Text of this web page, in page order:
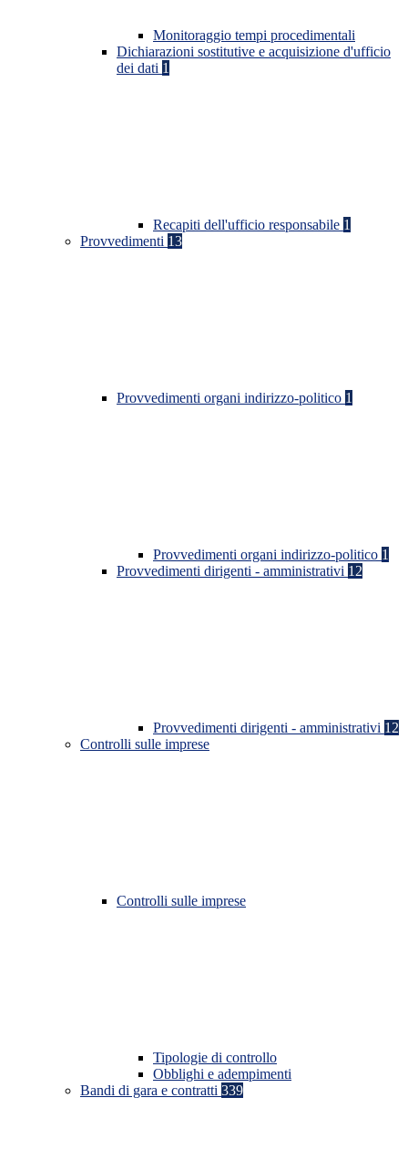
Monitoraggio tempi procedimentali
Dichiarazioni sostitutive e acquisizione d'ufficio
dei dati 1
Recapiti dell'ufficio responsabile 1
Provvedimenti 13
Provvedimenti organi indirizzo-politico 1
Provvedimenti organi indirizzo-politico 1
Provvedimenti dirigenti - amministrativi 12
Provvedimenti dirigenti - amministrativi 12
Controlli sulle imprese
Controlli sulle imprese
Tipologie di controllo
Obblighi e adempimenti
Bandi di gara e contratti 339